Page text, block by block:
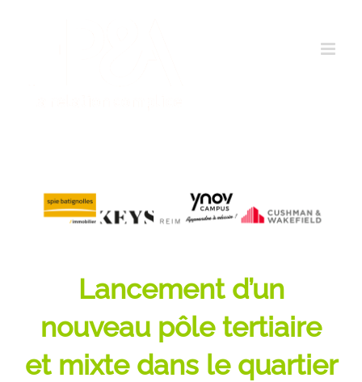
Lancement d’un
nouveau pôle tertiaire
et mixte dans le quartier